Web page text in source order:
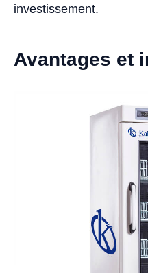
investissement.
Avantages et